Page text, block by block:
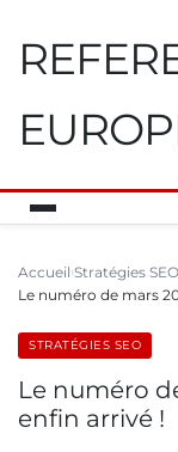
Accueil Stratégies SEO
Le numéro de mars
STRATÉGIES SEO
Le numéro
enfin arrivé !